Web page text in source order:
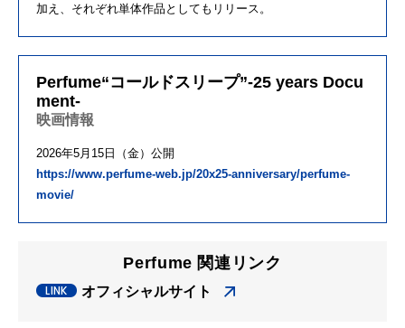
加え、それぞれ単体作品としてもリリース。
Perfume“コールドスリープ”-25 years Docu
ment-
映画情報
2026年5月15日（金）公開
https://www.perfume-web.jp/20x25-anniversary/perfume-
movie/
Perfume 関連リンク
オフィシャルサイト